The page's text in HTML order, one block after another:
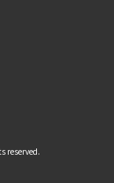
reserved.